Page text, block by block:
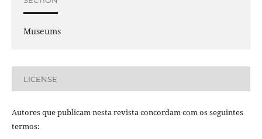
Museums
LICENSE
Autores que publicam nesta revista concordam com os seguintes
termos: